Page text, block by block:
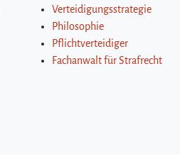
Verteidigungsstrategie
Philosophie
Pflichtverteidiger
Fachanwalt für Strafrecht